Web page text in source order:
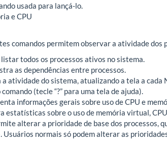
usada para lançá-lo.
e CPU
comandos permitem observar a atividade dos
todos os processos ativos no sistema.
as dependências entre processos.
a atividade do sistema, atualizando a tela a
(tecle “?” para uma tela de ajuda).
informações gerais sobre uso de CPU e
estatísticas sobre o uso de memória virtual,
alterar a prioridade de base dos processos,
Usuários normais só podem alterar as